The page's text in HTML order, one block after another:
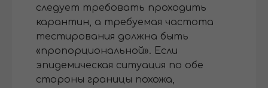
следует требовать проходить
карантин, а требуемая частота
тестирования должна быть
«пропорциональной». Если
эпидемическая ситуация по обе
стороны границы похожа,